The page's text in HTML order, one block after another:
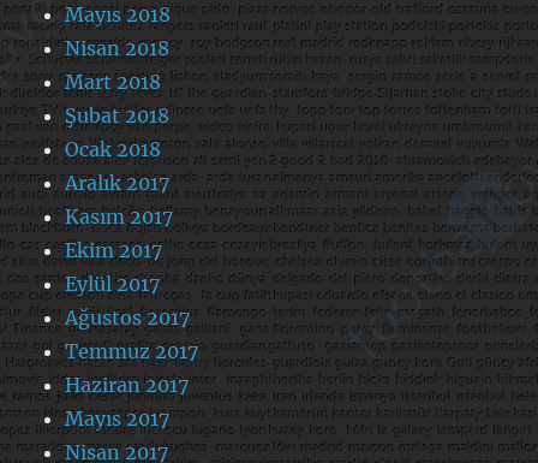
Mayıs 2018
Nisan 2018
Mart 2018
Şubat 2018
Ocak 2018
Aralık 2017
Kasım 2017
Ekim 2017
Eylül 2017
Ağustos 2017
Temmuz 2017
Haziran 2017
Mayıs 2017
Nisan 2017